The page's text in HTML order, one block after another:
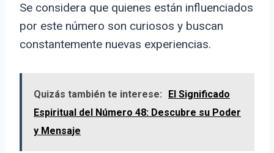
Se considera que quienes están influenciados
por este número son curiosos y buscan
constantemente nuevas experiencias.
Quizás también te interese:
El Significado
Espiritual del Número 48: Descubre su Poder
y Mensaje